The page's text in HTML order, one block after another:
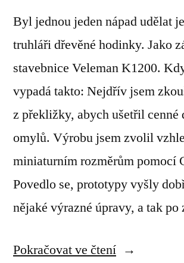
Byl jednou jeden nápad udělat
truhláři dřevěné hodinky. Jako
stavebnice Veleman K1200.
vypadá takto: Nejdřív jsem
z překližky, abych ušetřil cenné
omylů. Výrobu jsem zvolil
miniaturním rozměrům pomocí
Povedlo se, prototypy vyšly
nějaké výrazné úpravy, a tak
Pokračovat ve čtení„Dřevěné